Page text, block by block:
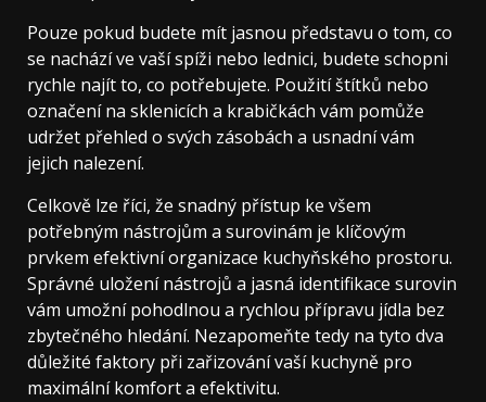
Pouze pokud budete mít jasnou představu o tom, co
se nachází ve vaší spíži nebo lednici, budete schopni
rychle najít to, co potřebujete. Použití štítků nebo
označení na sklenicích a krabičkách vám pomůže
udržet přehled o svých zásobách a usnadní vám
jejich nalezení.
Celkově lze říci, že snadný přístup ke všem
potřebným nástrojům a surovinám je klíčovým
prvkem efektivní organizace kuchyňského prostoru.
Správné uložení nástrojů a jasná identifikace surovin
vám umožní pohodlnou a rychlou přípravu jídla bez
zbytečného hledání. Nezapomeňte tedy na tyto dva
důležité faktory při zařizování vaší kuchyně pro
maximální komfort a efektivitu.